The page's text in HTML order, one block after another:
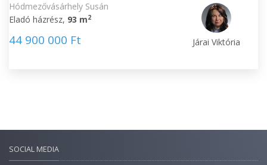
Hódmezővásárhely Susán
Eladó házrész, 93 m2
44 900 000 Ft Járai Viktória
SOCIAL MEDIA